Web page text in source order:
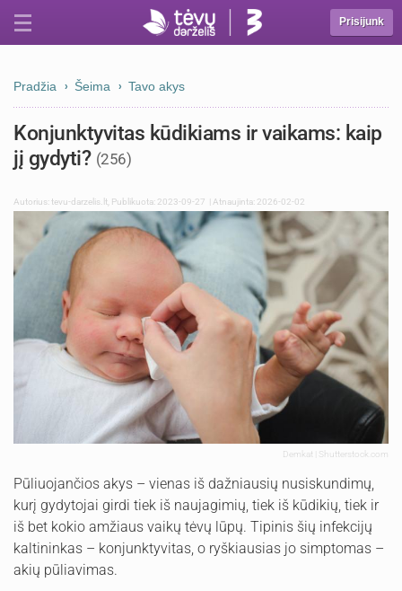
Prisijunk
Pradžia Šeima Tavo akys
Konjunktyvitas kūdikiams ir vaikams: kaip
jį gydyti? (256)
Autorius:tevu-darzelis.lt Publikuota: 2023-09-27 | Atnaujinta: 2026-02-02
Demkat | Shutterstock.com
Pūliuojančios akys – vienas iš dažniausių nusiskundimų,
kurį gydytojai girdi tiek iš naujagimių, tiek iš kūdikių, tiek ir
iš bet kokio amžiaus vaikų tėvų lūpų. Tipinis šių infekcijų
kaltininkas – konjunktyvitas, o ryškiausias jo simptomas –
akių pūliavimas.